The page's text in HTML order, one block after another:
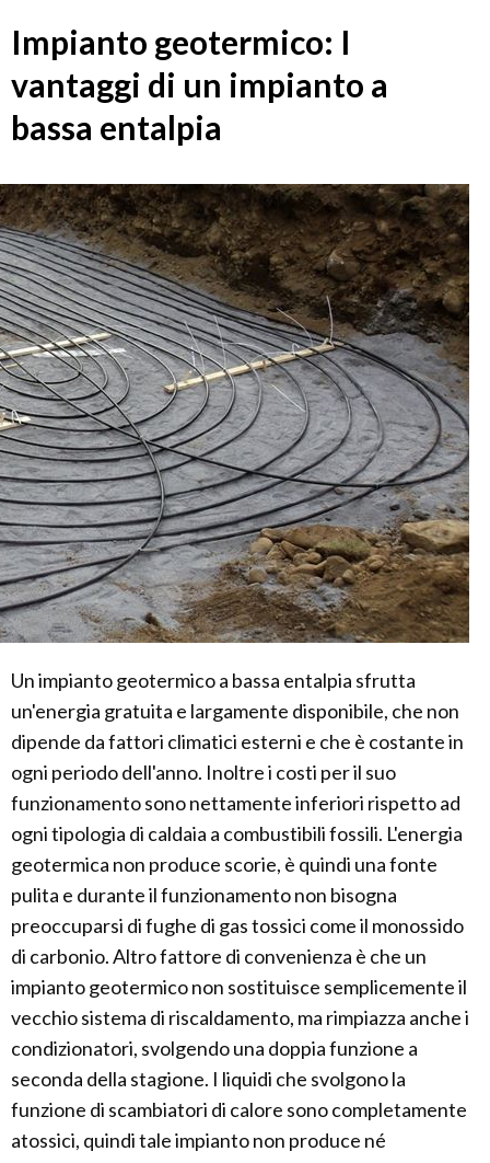
Impianto geotermico: I
vantaggi di un impianto a
bassa entalpia
Un impianto geotermico a bassa entalpia sfrutta
un'energia gratuita e largamente disponibile, che non
dipende da fattori climatici esterni e che è costante in
ogni periodo dell'anno. Inoltre i costi per il suo
funzionamento sono nettamente inferiori rispetto ad
ogni tipologia di caldaia a combustibili fossili. L'energia
geotermica non produce scorie, è quindi una fonte
pulita e durante il funzionamento non bisogna
preoccuparsi di fughe di gas tossici come il monossido
di carbonio. Altro fattore di convenienza è che un
impianto geotermico non sostituisce semplicemente il
vecchio sistema di riscaldamento, ma rimpiazza anche i
condizionatori, svolgendo una doppia funzione a
seconda della stagione. I liquidi che svolgono la
funzione di scambiatori di calore sono completamente
atossici, quindi tale impianto non produce né